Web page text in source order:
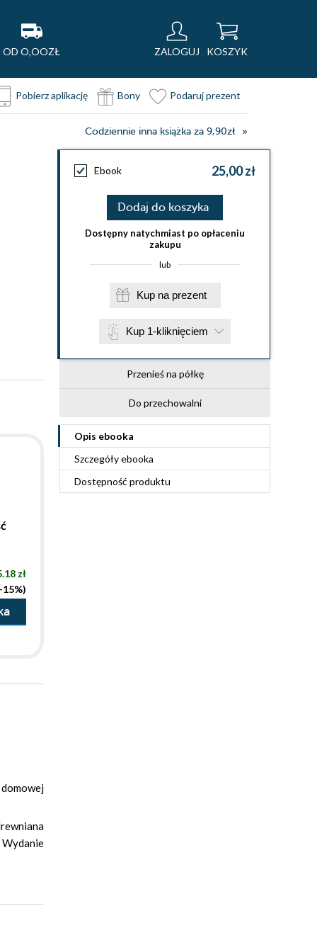
OD O,OOZŁ ZALOGUJ KOSZYK
Pobierz aplikację Bony Podaruj prezent
Codziennie inna książka za 9,90zł
Ebook 25,00 zł
Dodaj do koszyka
Dostępny natychmiast po opłaceniu
zakupu
lub
Kup na prezent
Kup 1-kliknięciem
Przenieś na półkę
Do przechowalni
Opis ebooka
Szczegółyebooka
Dostępność produktu
zł
15%)